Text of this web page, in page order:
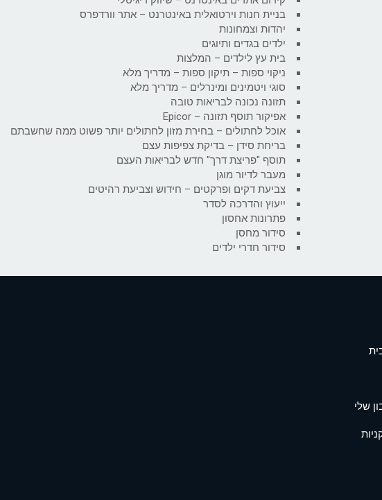
בניית חנות וירטואלית באינטרנט – אתר וורדפרס
יהדות וצמחונות
ילדים בגדים ותיוגים
בית עץ לילדים – המלצות
ניקוי ספות – תיקון ספות – מדריך מלא
סוגי ויטמינים ומינרלים – מדריך מלא
תזונה נכונה לבריאות טובה
אפיקור תוסף תזונה – Epicor
אוכל לחתולים – בחירת מזון לחתולים יותר פשוט ממה שחשבתם
בריחת סידן – בדיקת צפיפות עצם
תוסף "פריצת דרך" חדש לבריאות העצם
מעבר לדיור מוגן
צביעת דקים ופרקטים – חידוש וצביעת רהיטים
ייעוץ והדרכה לסדר
פתרונות אחסון
סידור מחסן
סידור חדרי ילדים
שלי